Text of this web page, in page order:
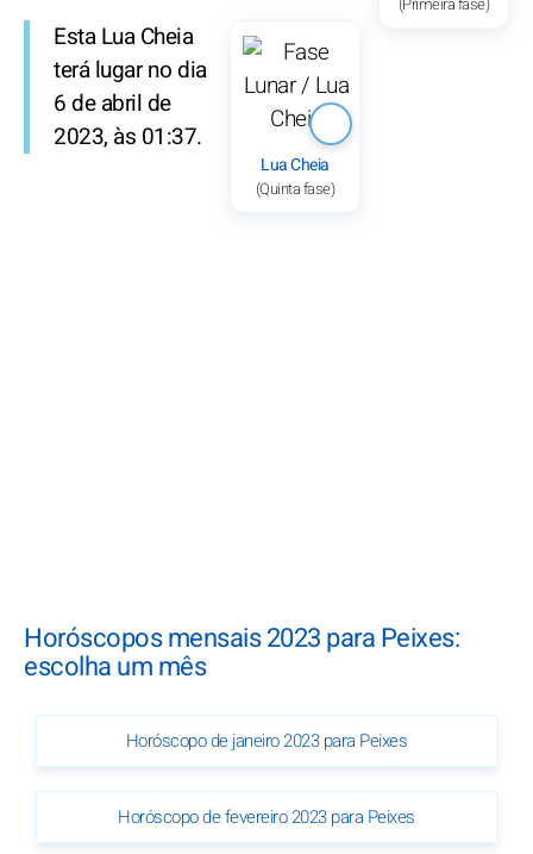
Lua Cheia
(Quinta fase)
Esta Lua Cheia
terá lugar no dia
6 de abril de
2023, às 01:37.
Horóscopos mensais 2023 para Peixes:
escolha um mês
Horóscopo de janeiro 2023 para Peixes
Horóscopo de fevereiro 2023 para Peixes